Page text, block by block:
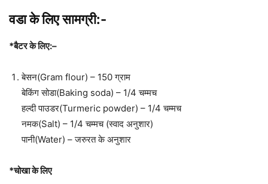
वडा के लिएसामग्री:-
*बैटर के लिए:–
बेसन(Gram flour) – 150 ग्राम
बेकिंग सोडा(Baking soda) – 1/4 चम्मच
हल्दी पाउडर(Turmeric powder) – 1/4 चम्मच
नमक(Salt) – 1/4 चम्मच (स्वाद अनुशार)
पानी(Water) – जरुरत के अनुशार
*चोखा के लिए